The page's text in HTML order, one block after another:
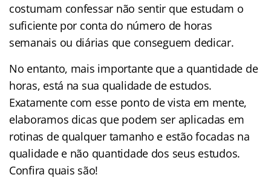
costumam confessar não sentir que estudam o
suficiente por conta do número de horas
semanais ou diárias que conseguem dedicar.
No entanto, mais importante que a quantidade de
horas, está na sua qualidade de estudos.
Exatamente com esse ponto de vista em mente,
elaboramos dicas que podem ser aplicadas em
rotinas de qualquer tamanho e estão focadas na
qualidade e não quantidade dos seus estudos.
Confira quais são!